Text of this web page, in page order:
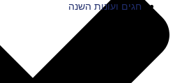
חגים ועונות השנה